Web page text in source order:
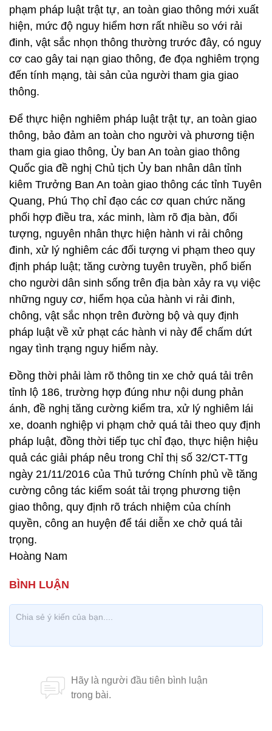
phạm pháp luật trật tự, an toàn giao thông mới xuất
hiện, mức độ nguy hiểm hơn rất nhiều so với rải
đinh, vật sắc nhọn thông thường trước đây, có nguy
cơ cao gây tai nạn giao thông, đe đọa nghiêm trọng
đến tính mạng, tài sản của người tham gia giao
thông.
Để thực hiện nghiêm pháp luật trật tự, an toàn giao
thông, bảo đảm an toàn cho người và phương tiện
tham gia giao thông, Ủy ban An toàn giao thông
Quốc gia đề nghị Chủ tịch Ủy ban nhân dân tỉnh
kiêm Trưởng Ban An toàn giao thông các tỉnh Tuyên
Quang, Phú Thọ chỉ đạo các cơ quan chức năng
phối hợp điều tra, xác minh, làm rõ địa bàn, đối
tượng, nguyên nhân thực hiện hành vi rải chông
đinh, xử lý nghiêm các đối tượng vi phạm theo quy
định pháp luật; tăng cường tuyên truyền, phổ biến
cho người dân sinh sống trên địa bàn xảy ra vụ việc
những nguy cơ, hiểm họa của hành vi rải đinh,
chông, vật sắc nhọn trên đường bộ và quy định
pháp luật về xử phạt các hành vi này để chấm dứt
ngay tình trạng nguy hiểm này.
Đồng thời phải làm rõ thông tin xe chở quá tải trên
tỉnh lộ 186, trường hợp đúng như nội dung phản
ánh, đề nghị tăng cường kiểm tra, xử lý nghiêm lái
xe, doanh nghiệp vi phạm chở quá tải theo quy định
pháp luật, đồng thời tiếp tục chỉ đạo, thực hiện hiệu
quả các giải pháp nêu trong Chỉ thị số 32/CT-TTg
ngày 21/11/2016 của Thủ tướng Chính phủ về tăng
cường công tác kiểm soát tải trọng phương tiện
giao thông, quy định rõ trách nhiệm của chính
quyền, công an huyện để tái diễn xe chở quá tải
trọng.
Hoàng Nam